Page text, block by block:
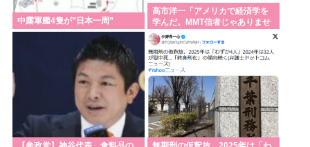
犯逮捕 札幌
鬼って船で難破した白人なんじゃないの？
れいわ新選組、さん、「いのちの党」に改名🔥www
【高市】福岡の自民党県議の海外旅行費👉5年で3億
3700万円。避難所で使えるテント👉1個2万円。
元々は日本人が殴りかかっていったんだろ…
みんなで大家さん「成田は日本の下町が開発したゴ
中露軍艦4隻が”日本一周”
高市洋一「アメリカで経済学を
学んだ。MMT信者じゃありませ
ん」